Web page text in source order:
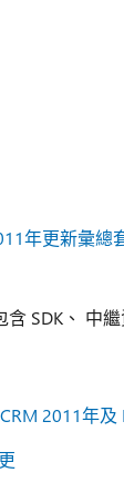
年更新彙總
SDK、 中
2011年